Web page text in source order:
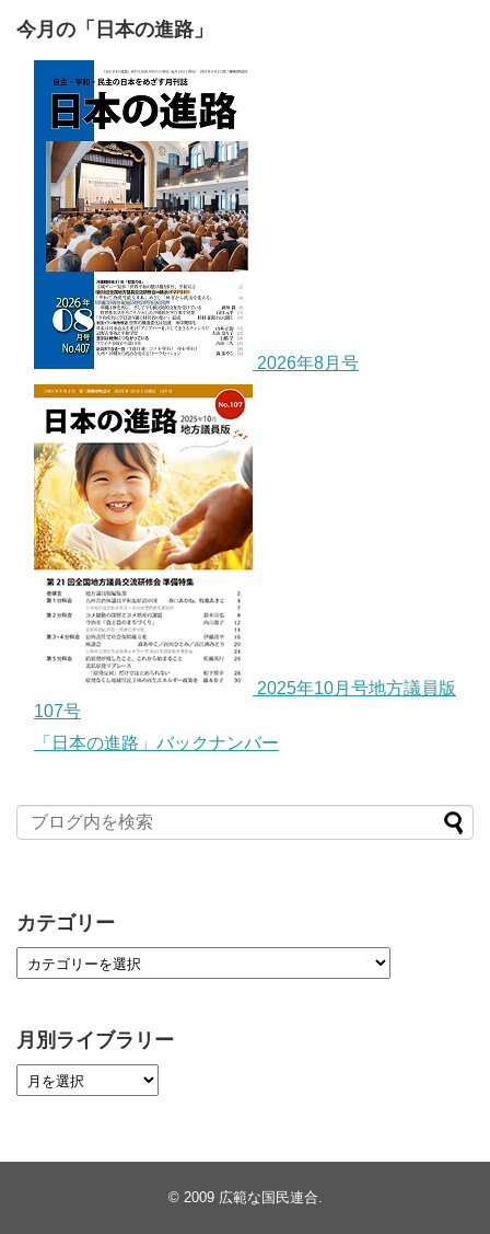
今月の「日本の進路」
2026年8月号
2025年10月号地方議員版
107号
「日本の進路」バックナンバー
カテゴリー
月別ライブラリー
© 2009 広範な国民連合.